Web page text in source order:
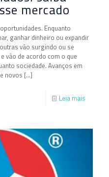
mercado
Enquanto
ganhar dinheiro ou expandir
vão surgindo ou se
vão de acordo com o que
sociedade. Avanços em
novos […]
Leia mais